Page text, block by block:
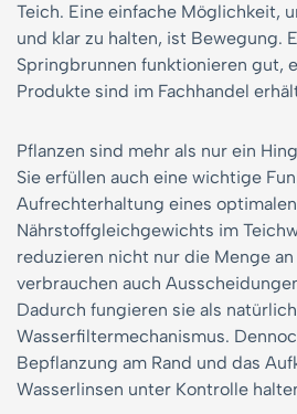
Teich. Eine einfache Möglichkeit,
und klar zu halten, ist Bewegung.
Springbrunnen funktionieren gut,
Produkte sind im Fachhandel
Pflanzen sind mehr als nur ein
Sie erfüllen auch eine wichtige
Aufrechterhaltung eines optimalen
Nährstoffgleichgewichts im
reduzieren nicht nur die Menge
verbrauchen auch
Dadurch fungieren sie als
Wasserfiltermechanismus.
Bepflanzung am Rand und das
Wasserlinsen unter Kontrolle